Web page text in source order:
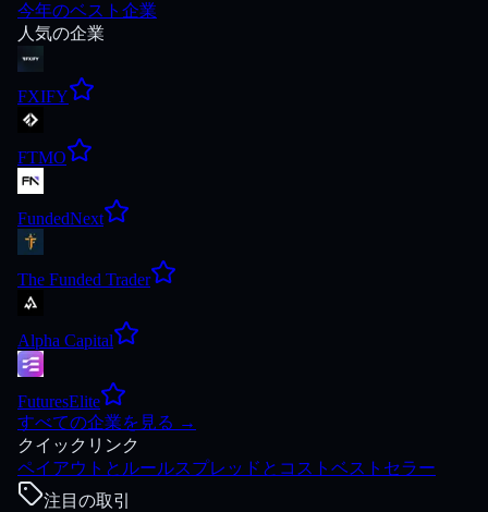
今年のベスト企業
人気の企業
FXIFY
FTMO
FundedNext
The Funded Trader
Alpha Capital
FuturesElite
すべての企業を見る →
クイックリンク
ペイアウトとルールスプレッドとコスト ベストセラー
注目の取引